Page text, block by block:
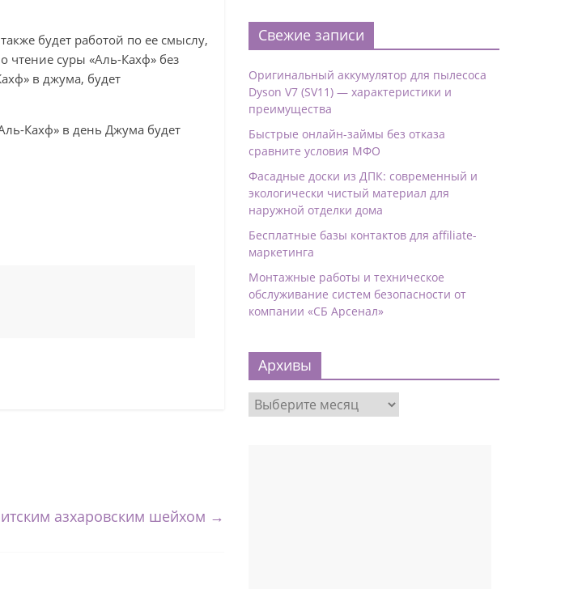
будет работой по ее смыслу,
чтение суры «Аль-Кахф» без
в джума, будет
Кахф» в день Джума будет
азхаровским шейхом →
Свежие записи
Оригинальный аккумулятор для пылесоса
Dyson V7 (SV11) — характеристики и
преимущества
Быстрые онлайн-займы без отказа
сравните условия МФО
Фасадные доски из ДПК: современный и
экологически чистый материал для
наружной отделки дома
Бесплатные базы контактов для affiliate-
маркетинга
Монтажные работы и техническое
обслуживание систем безопасности от
компании «СБ Арсенал»
Архивы